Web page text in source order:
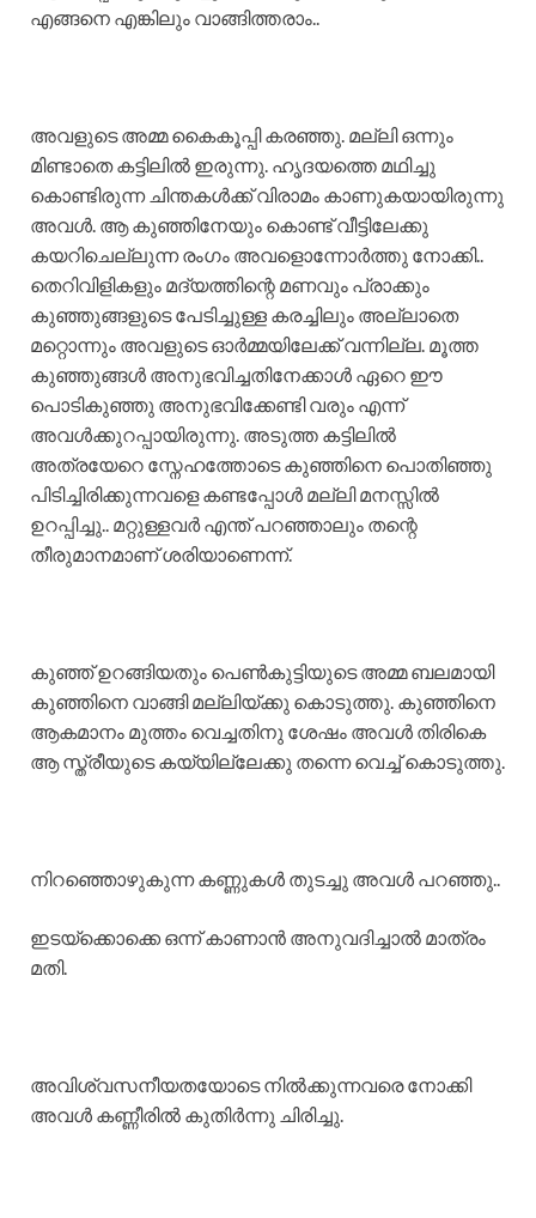
എങ്ങനെ എങ്കിലും വാങ്ങിത്തരാം..
അവളുടെ അമ്മ കൈകൂപ്പി കരഞ്ഞു. മല്ലി ഒന്നും
മിണ്ടാതെ കട്ടിലിൽ ഇരുന്നു. ഹൃദയത്തെ മഥിച്ചു
കൊണ്ടിരുന്ന ചിന്തകൾക്ക് വിരാമം കാണുകയായിരുന്നു
അവൾ. ആ കുഞ്ഞിനേയും കൊണ്ട് വീട്ടിലേക്കു
കയറിചെല്ലുന്ന രംഗം അവളൊന്നോർത്തു നോക്കി..
തെറിവിളികളും മദ്യത്തിന്റെ മണവും പ്രാക്കും
കുഞ്ഞുങ്ങളുടെ പേടിച്ചുള്ള കരച്ചിലും അല്ലാതെ
മറ്റൊന്നും അവളുടെ ഓർമ്മയിലേക്ക് വന്നില്ല. മൂത്ത
കുഞ്ഞുങ്ങൾ അനുഭവിച്ചതിനേക്കാൾ ഏറെ ഈ
പൊടികുഞ്ഞു അനുഭവിക്കേണ്ടി വരും എന്ന്
അവൾക്കുറപ്പായിരുന്നു. അടുത്ത കട്ടിലിൽ
അത്രയേറെ സ്നേഹത്തോടെ കുഞ്ഞിനെ പൊതിഞ്ഞു
പിടിച്ചിരിക്കുന്നവളെ കണ്ടപ്പോൾ മല്ലി മനസ്സിൽ
ഉറപ്പിച്ചു.. മറ്റുള്ളവർ എന്ത് പറഞ്ഞാലും തന്റെ
തീരുമാനമാണ് ശരിയാണെന്ന്.
കുഞ്ഞ് ഉറങ്ങിയതും പെൺകുട്ടിയുടെ അമ്മ ബലമായി
കുഞ്ഞിനെ വാങ്ങി മല്ലിയ്ക്കു കൊടുത്തു. കുഞ്ഞിനെ
ആകമാനം മുത്തം വെച്ചതിനു ശേഷം അവൾ തിരികെ
ആ സ്ത്രീയുടെ കയ്യില്ലേക്കു തന്നെ വെച്ച് കൊടുത്തു.
നിറഞ്ഞൊഴുകുന്ന കണ്ണുകൾ തുടച്ചു അവൾ പറഞ്ഞു..
ഇടയ്ക്കൊക്കെ ഒന്ന് കാണാൻ അനുവദിച്ചാൽ മാത്രം
മതി.
അവിശ്വസനീയതയോടെ നിൽക്കുന്നവരെ നോക്കി
അവൾ കണ്ണീരിൽ കുതിർന്നു ചിരിച്ചു.